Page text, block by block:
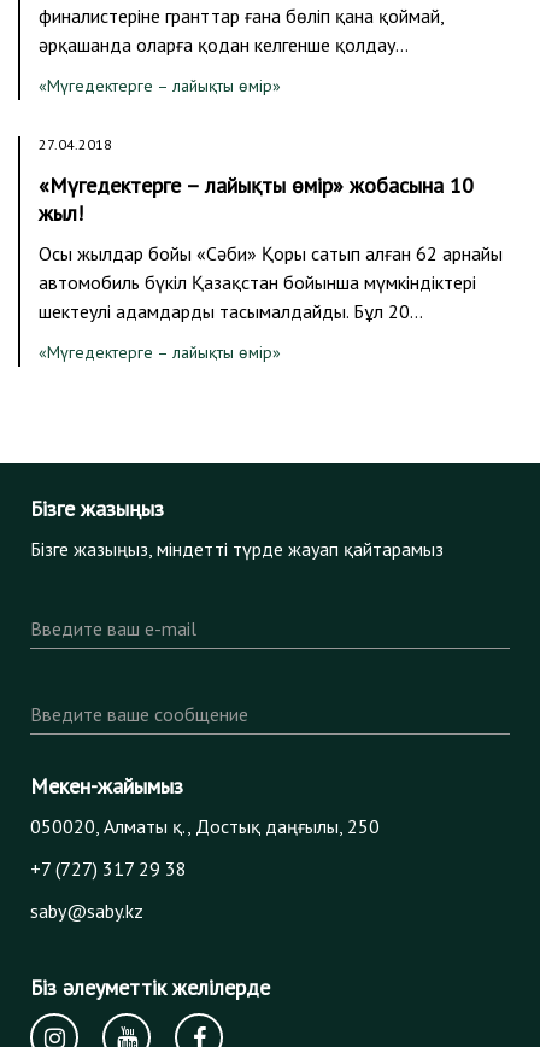
финалистеріне гранттар ғана бөліп қана қоймай,
әрқашанда оларға қодан келгенше қолдау…
«Мүгедектерге – лайықты өмір»
27.04.2018
«Мүгедектерге – лайықты өмір» жобасына 10
жыл!
Осы жылдар бойы «Сәби» Қоры сатып алған 62 арнайы
автомобиль бүкіл Қазақстан бойынша мүмкіндіктері
шектеулі адамдарды тасымалдайды. Бұл 20…
«Мүгедектерге – лайықты өмір»
Бізге жазыңыз
Бізге жазыңыз, міндетті түрде жауап қайтарамыз
Введите ваш e-mail
Введите ваше сообщение
Мекен-жайымыз
050020, Алматы қ., Достық даңғылы, 250
+7 (727) 317 29 38
saby@saby.kz
Біз әлеуметтік желілерде